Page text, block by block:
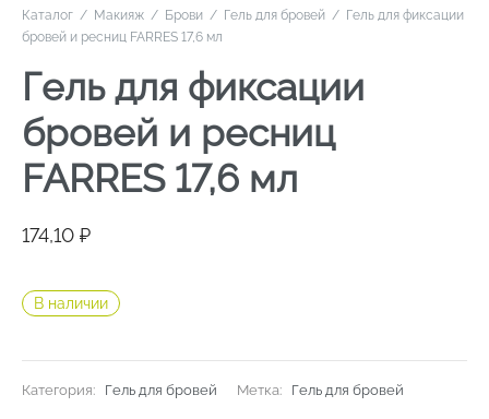
Каталог / Макияж / Брови / Гель для бровей / Гель для фиксации
бровей и ресниц FARRES 17,6 мл
Гель для фиксации
бровей и ресниц
FARRES 17,6 мл
174,10 ₽
В наличии
Категория: Гель для бровей Метка: Гель для бровей